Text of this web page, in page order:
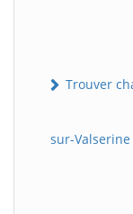
Trouver
sur-Valserine